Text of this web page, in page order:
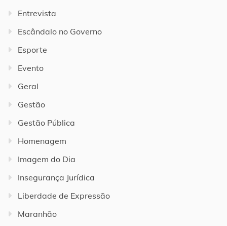
Entrevista
Escândalo no Governo
Esporte
Evento
Geral
Gestão
Gestão Pública
Homenagem
Imagem do Dia
Insegurança Jurídica
Liberdade de Expressão
Maranhão